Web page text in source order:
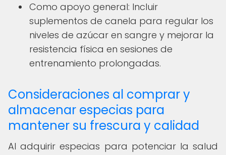
Como apoyo general: Incluir
suplementos de canela para regular los
niveles de azúcar en sangre y mejorar la
resistencia física en sesiones de
entrenamiento prolongadas.
Consideraciones al comprar y
almacenar especias para
mantener su frescura y calidad
Al adquirir especias para potenciar la salud